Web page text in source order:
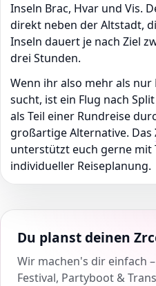
Inseln Brac, Hvar und Vis.
direkt neben der Altstadt,
Inseln dauert je nach Ziel
drei Stunden.
Wenn ihr also mehr als
sucht, ist ein Flug nach
als Teil einer Rundreise
großartige Alternative. Das
unterstützt euch gerne mit
individueller Reiseplanung.
Du planst deinen
Wir machen's dir einfach
Festival, Partyboot &